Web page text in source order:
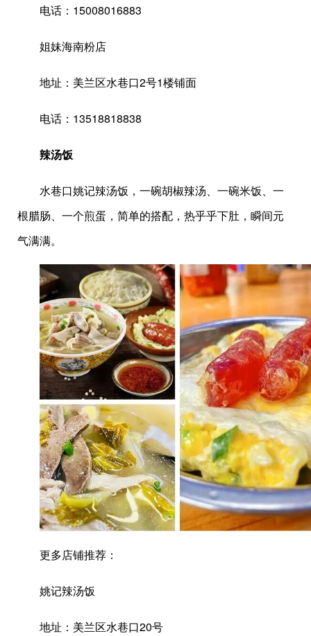
电话：15008016883
姐妹海南粉店
地址：美兰区水巷口2号1楼铺面
电话：13518818838
辣汤饭
水巷口姚记辣汤饭，一碗胡椒辣汤、一碗米饭、一
根腊肠、一个煎蛋，简单的搭配，热乎乎下肚，瞬间元
气满满。
更多店铺推荐：
姚记辣汤饭
地址：美兰区水巷口20号